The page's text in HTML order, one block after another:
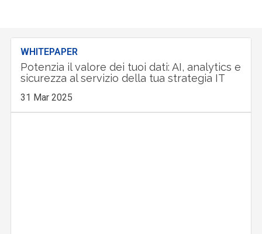
WHITEPAPER
Potenzia il valore dei tuoi dati: AI, analytics e
sicurezza al servizio della tua strategia IT
31 Mar 2025